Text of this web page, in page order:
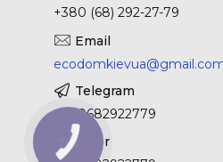
+380 (68) 292-27-79
+380682922779
КНОПКА
ЗВ'ЯЗКУ